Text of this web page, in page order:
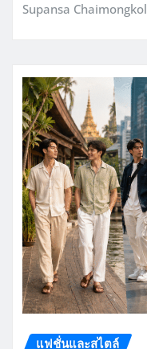
Supansa Chaimongkol
แฟชั่นและสไตล์